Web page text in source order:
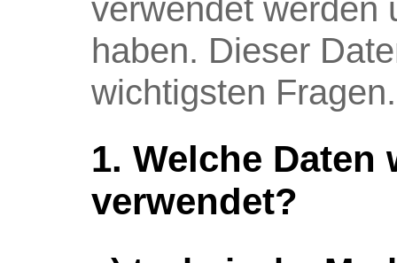
verwendet werden
haben. Dieser
wichtigsten Fragen.
1. Welche
verwendet?